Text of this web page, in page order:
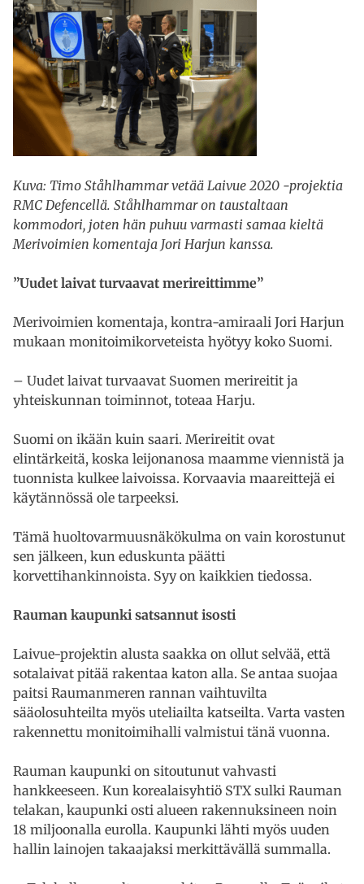
Kuva: Timo Ståhlhammar vetää Laivue 2020 -projektia
RMC Defencellä. Ståhlhammar on taustaltaan
kommodori, joten hän puhuu varmasti samaa kieltä
Merivoimien komentaja Jori Harjun kanssa.
”Uudet laivat turvaavat merireittimme”
Merivoimien komentaja, kontra-amiraali Jori Harjun
mukaan monitoimikorveteista hyötyy koko Suomi.
– Uudet laivat turvaavat Suomen merireitit ja
yhteiskunnan toiminnot, toteaa Harju.
Suomi on ikään kuin saari. Merireitit ovat
elintärkeitä, koska leijonanosa maamme viennistä ja
tuonnista kulkee laivoissa. Korvaavia maareittejä ei
käytännössä ole tarpeeksi.
Tämä huoltovarmuusnäkökulma on vain korostunut
sen jälkeen, kun eduskunta päätti
korvettihankinnoista. Syy on kaikkien tiedossa.
Rauman kaupunki satsannut isosti
Laivue-projektin alusta saakka on ollut selvää, että
sotalaivat pitää rakentaa katon alla. Se antaa suojaa
paitsi Raumanmeren rannan vaihtuvilta
sääolosuhteilta myös uteliailta katseilta. Varta vasten
rakennettu monitoimihalli valmistui tänä vuonna.
Rauman kaupunki on sitoutunut vahvasti
hankkeeseen. Kun korealaisyhtiö STX sulki Rauman
telakan, kaupunki osti alueen rakennuksineen noin
18 miljoonalla eurolla. Kaupunki lähti myös uuden
hallin lainojen takaajaksi merkittävällä summalla.